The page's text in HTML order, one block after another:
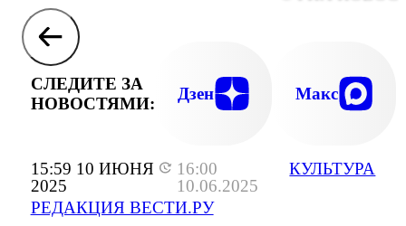
15:59 10 ИЮНЯ
2025
16:00
10.06.2025
РЕДАКЦИЯ ВЕСТИ.РУ
КУЛЬТУРА
СЛЕДИТЕ ЗА
НОВОСТЯМИ:
Дзен Макс